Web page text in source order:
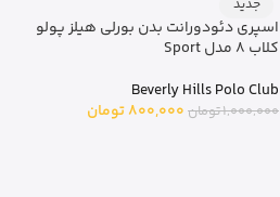
جدید
اسپری دئودورانت بدن بورلی هیلز پولو
کلاب 8 مدل Sport
Beverly Hills Polo Club
1,000,000تومان 800,000تومان